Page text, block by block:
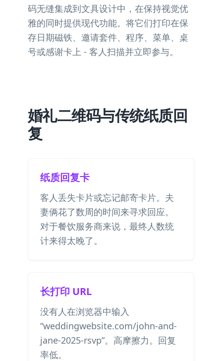
码无缝集成到文具设计中，在保持视觉优
雅的同时提供现代功能。将它们打印在保
存日期磁铁、邀请套件、程序、菜单、桌
号或感谢卡上 - 客人扫描并立即参与。
婚礼二维码与传统纸质回
复
纸质回复卡
客人丢失卡片或忘记邮寄卡片。夫
妻俩花了数周的时间来寻求回应。
对于餐饮服务商来说，最终人数统
计来得太晚了。
长打印 URL
没有人在浏览器中输入
“weddingwebsite.com/john-and-
jane-2025-rsvp”。高摩擦力。回复
率低。